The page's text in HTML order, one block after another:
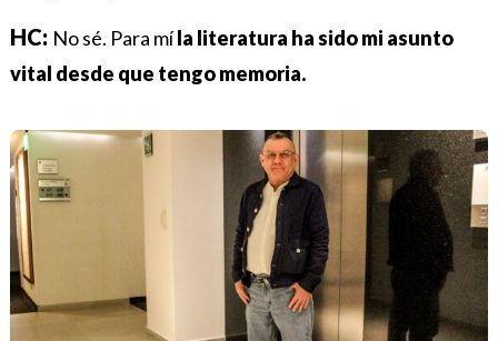
HC: No sé. Para míla literatura ha sido mi asunto
vital desde que tengo memoria.